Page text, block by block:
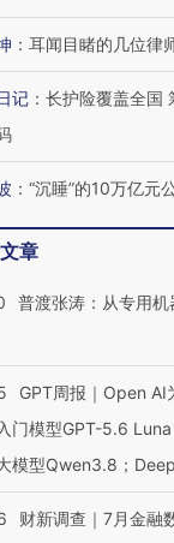
： 耳闻目睹的几位律
记 ： 长护险覆盖全国
： “沉睡”的10万亿元
章
普渡张涛：从专用
GPT周报｜Open AI
门模型GPT-5.6
模型Qwen3.8；
财新调查｜7月金融